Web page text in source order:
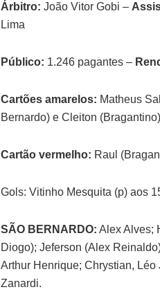
Árbitro: João Vitor Gobi –
Lima
Público: 1.246 pagantes –
Cartões amarelos: Matheus
Bernardo) e Cleiton (Bragantino)
Cartão vermelho: Raul
Gols: Vitinho Mesquita (p) aos
SÃO BERNARDO: Alex Alves;
Diogo); Jeferson (Alex
Arthur Henrique; Chrystian,
Zanardi.